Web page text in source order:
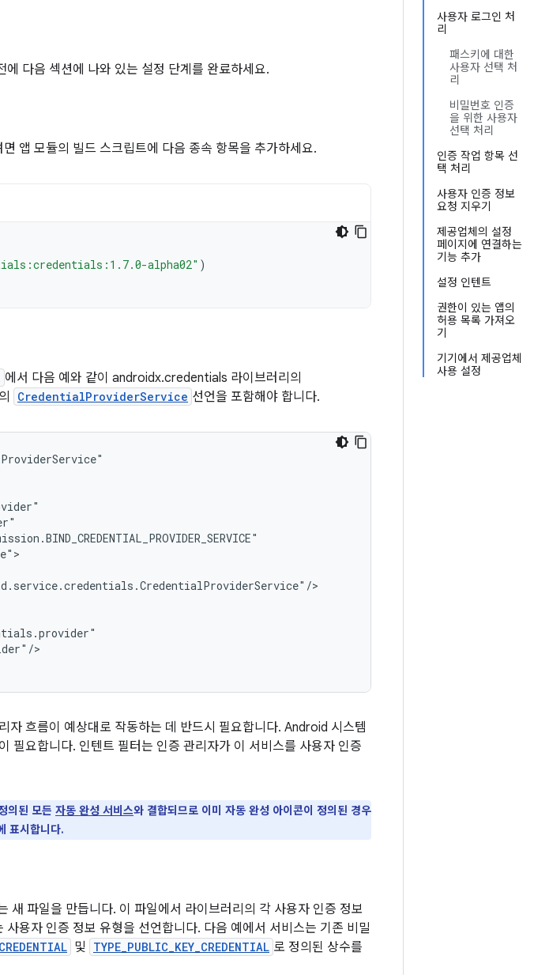
사용자 로그인 처
리
패스키에 대한
사용자 선택 처
리
비밀번호 인증
을 위한 사용자
선택 처리
인증 작업 항목 선
택 처리
사용자 인증 정보
요청 지우기
제공업체의 설정
페이지에 연결하는
기능 추가
설정 인텐트
권한이 있는 앱의
허용 목록 가져오
기
기기에서 제공업체
사용 설정
다음 섹션에 나와 있는 설정 단계를 완료하세요.
면 앱 모듈의 빌드 스크립트에 다음 종속 항목을 추가하세요.
alpha02" )
에서 다음 예와 같이 androidx.credentials 라이브러리의
CredentialProviderService 선언을 포함해야 합니다.
>
자 흐름이 예상대로 작동하는 데 반드시 필요합니다. Android 시스템
필요합니다. 인텐트 필터는 인증 관리자가 이 서비스를 사용자 인증
의된 모든 자동 완성 서비스와 결합되므로 이미 자동 완성 아이콘이 정의된 경우
표시합니다.
새 파일을 만듭니다. 이 파일에서 라이브러리의 각 사용자 인증 정보
용자 인증 정보 유형을 선언합니다. 다음 예에서 서비스는 기존 비밀
및 TYPE_PUBLIC_KEY_CREDENTIAL 로 정의된 상수를